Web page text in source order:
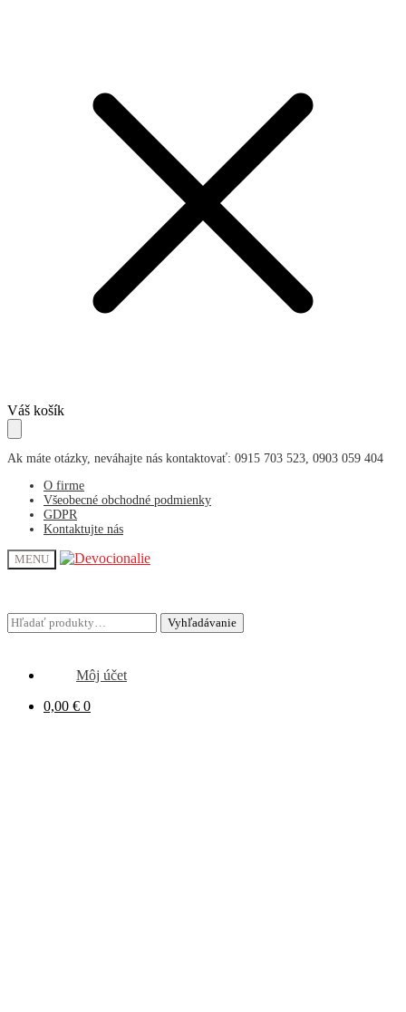
Skip
to
navigation
Skip
to
content
Váš košík
Ak máte otázky, neváhajte nás kontaktovať: 0915 703 523, 0903 059 404
O firme
Všeobecné obchodné podmienky
GDPR
Kontaktujte nás
MENU
Hľadať: Vyhľadávanie
Môj účet
0,00 € 0
Hľadať: Vyhľadávanie